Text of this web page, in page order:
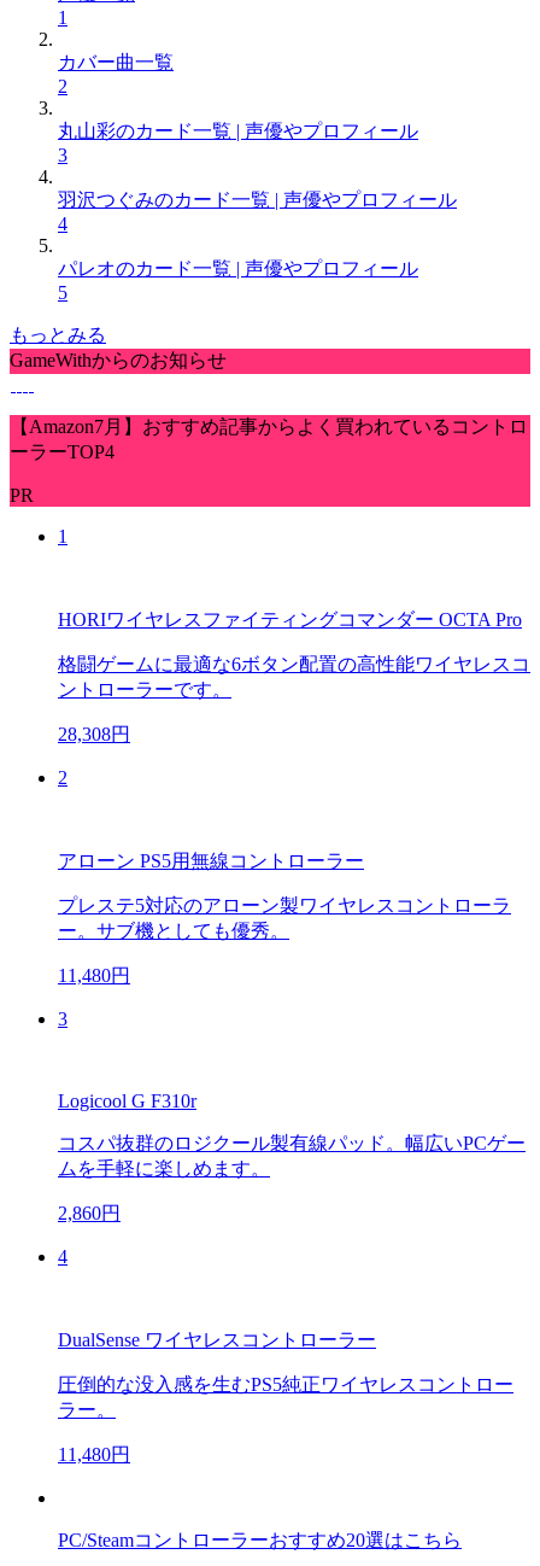
1
カバー曲一覧
2
丸山彩のカード一覧 | 声優やプロフィール
3
羽沢つぐみのカード一覧 | 声優やプロフィール
4
パレオのカード一覧 | 声優やプロフィール
5
もっとみる
GameWithからのお知らせ
【Amazon7月】おすすめ記事からよく買われているコントロ
ーラーTOP4
PR
1
HORIワイヤレスファイティングコマンダー OCTA Pro
格闘ゲームに最適な6ボタン配置の高性能ワイヤレスコ
ントローラーです。
28,308円
2
アローン PS5用無線コントローラー
プレステ5対応のアローン製ワイヤレスコントローラ
ー。サブ機としても優秀。
11,480円
3
Logicool G F310r
コスパ抜群のロジクール製有線パッド。幅広いPCゲー
ムを手軽に楽しめます。
2,860円
4
DualSense ワイヤレスコントローラー
圧倒的な没入感を生むPS5純正ワイヤレスコントロー
ラー。
11,480円
PC/Steamコントローラーおすすめ20選はこちら